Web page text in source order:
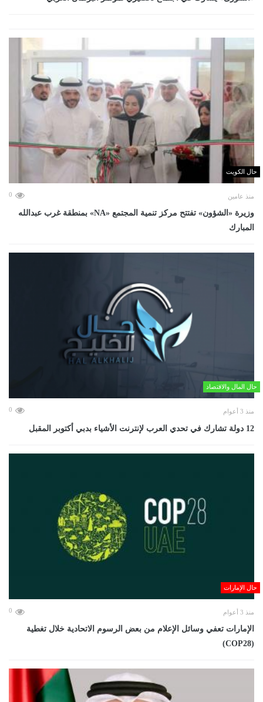
حال الكويت
منذ عامين 0
وزيرة «الشؤون» تفتتح مركز تنمية المجتمع «NA» بمنطقة غرب عبدالله
المبارك
حال المال والاقتصاد
منذ 3 أعوام 0
12 دولة تشارك في تحدي العرب لإنترنت الأشياء بدبي أكتوبر المقبل
حال الإمارات
منذ 3 أعوام 0
الإمارات تعفي وسائل الإعلام من بعض الرسوم الاتحادية خلال تغطية
(COP28)